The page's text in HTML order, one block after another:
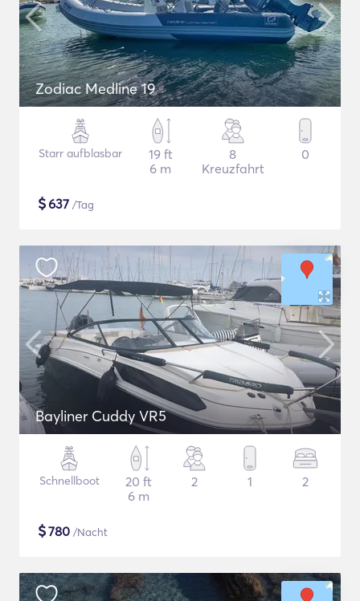
Zodiac Medline 19
Starr aufblasbar
19 ft
6 m
8
Kreuzfahrt
0
$637 /Tag
Bayliner Cuddy VR5
Schnellboot
20 ft
6 m
2 1 2
$780 /Nacht